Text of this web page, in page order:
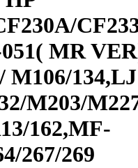
MR
M106/
M203/
162,MF-
267/269